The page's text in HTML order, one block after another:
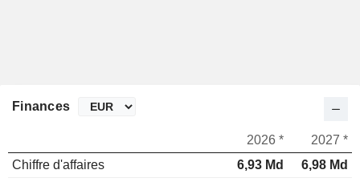
Finances
2026 *
2027 *
Chiffre d'affaires
6,93 Md
6,98 Md